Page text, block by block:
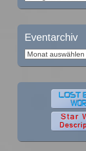
Eventarchiv
Eventarchiv